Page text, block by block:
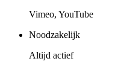
Vimeo, YouTube
Noodzakelijk
Altijd actief